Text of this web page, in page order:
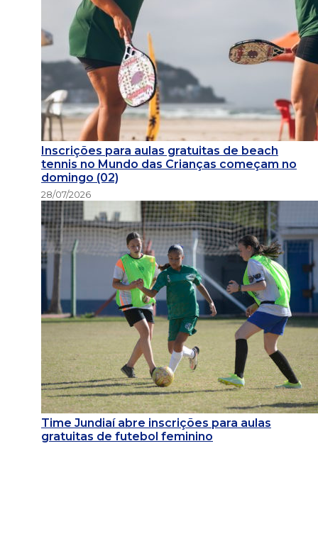
Inscrições para aulas gratuitas de beach
tennis no Mundo das Crianças começam no
domingo (02)
28/07/2026
Time Jundiaí abre inscrições para aulas
gratuitas de futebol feminino